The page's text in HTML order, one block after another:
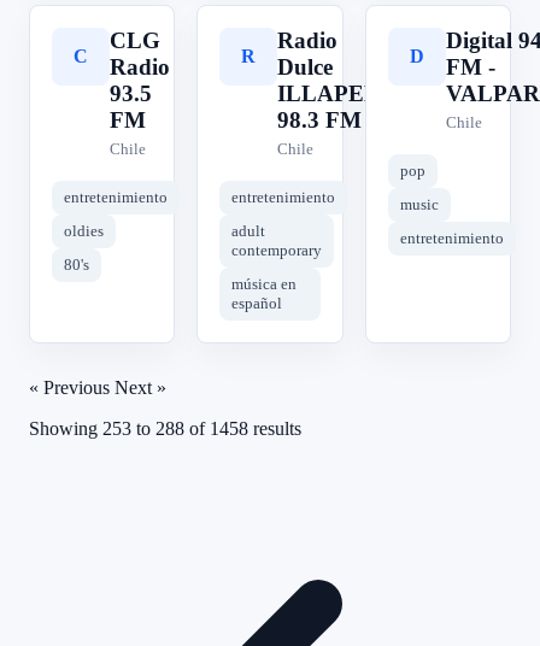
C
CLG
Radio
93.5
FM
Chile
entretenimiento
oldies
80's
R
Radio
Dulce
ILLAPEL
98.3 FM
Chile
entretenimiento
adult
contemporary
música en
español
D
Digital
FM -
Chile
pop
music
entretenimiento
« Previous Next »
Showing 253 to 288 of 1458 results